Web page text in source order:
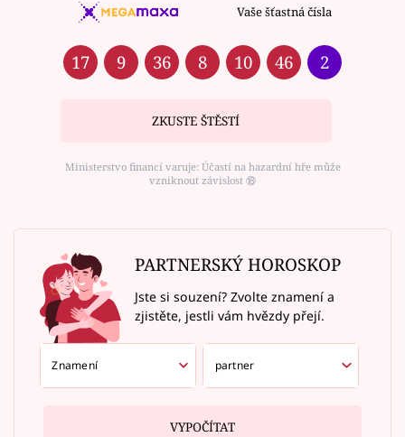
Vaše šťastná čísla
17 9 36 8 10 46 2
ZKUSTE ŠTĚSTÍ
Ministerstvo financí varuje: Účastí na hazardní hře může
vzniknout závislost ⑱
PARTNERSKÝ HOROSKOP
Jste si souzení? Zvolte znamení a
zjistěte, jestli vám hvězdy přejí.
VYPOČÍTAT